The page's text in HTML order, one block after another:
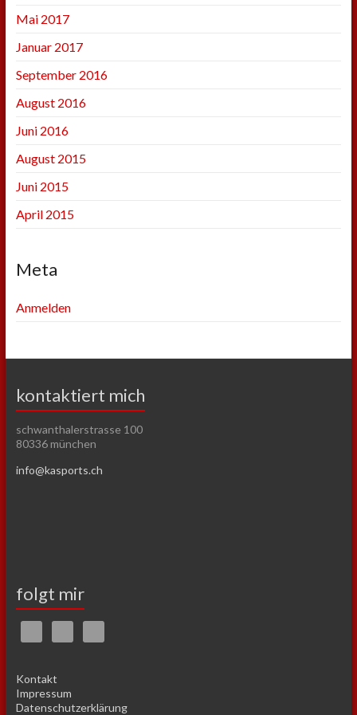
Mai 2017
Januar 2017
September 2016
August 2016
Juni 2016
August 2015
Juni 2015
April 2015
Meta
Anmelden
kontaktiert mich
schwanthalerstrasse 100
80336 münchen
info@kasports.ch
folgt mir
Kontakt
Impressum
Datenschutzerklärung